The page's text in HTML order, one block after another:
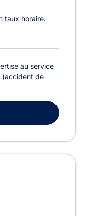
taux horaire.
au service
(accident de